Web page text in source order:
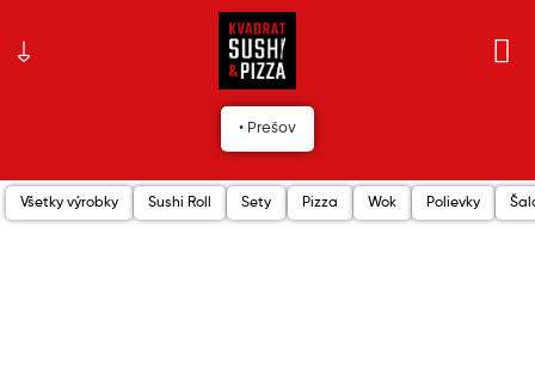
• Prešov
Všetky výrobky Sushi Roll Sety Pizza Wok Polievky